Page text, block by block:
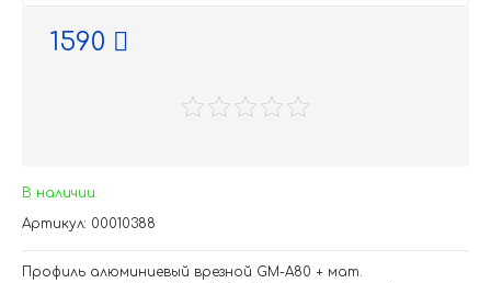
1590
В наличии
Артикул: 00010388
Профиль алюминиевый врезной GM-A80 + мат.